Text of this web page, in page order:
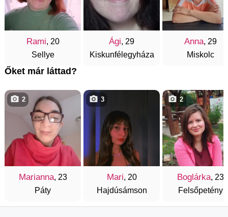
Rami, 20
Sellye
Ági, 29
Kiskunfélegyháza
Anna, 29
Miskolc
Őket már láttad?
Marianna, 23
Páty
2
Mari, 20
Hajdúsámson
3
Boglárka, 23
Felsőpetény
2